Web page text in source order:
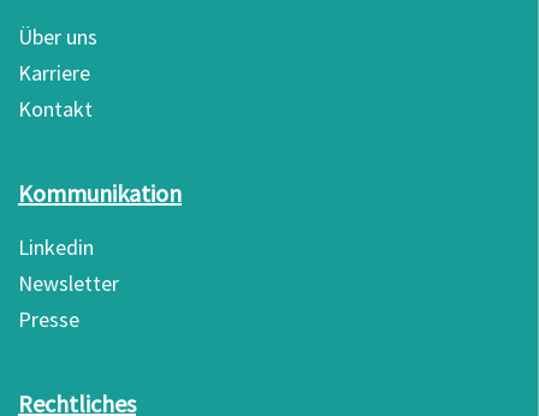
Über uns
Karriere
Kontakt
Kommunikation
Linkedin
Newsletter
Presse
Rechtliches